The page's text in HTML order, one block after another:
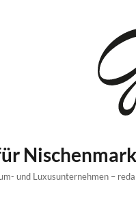
und Luxusunternehmen –